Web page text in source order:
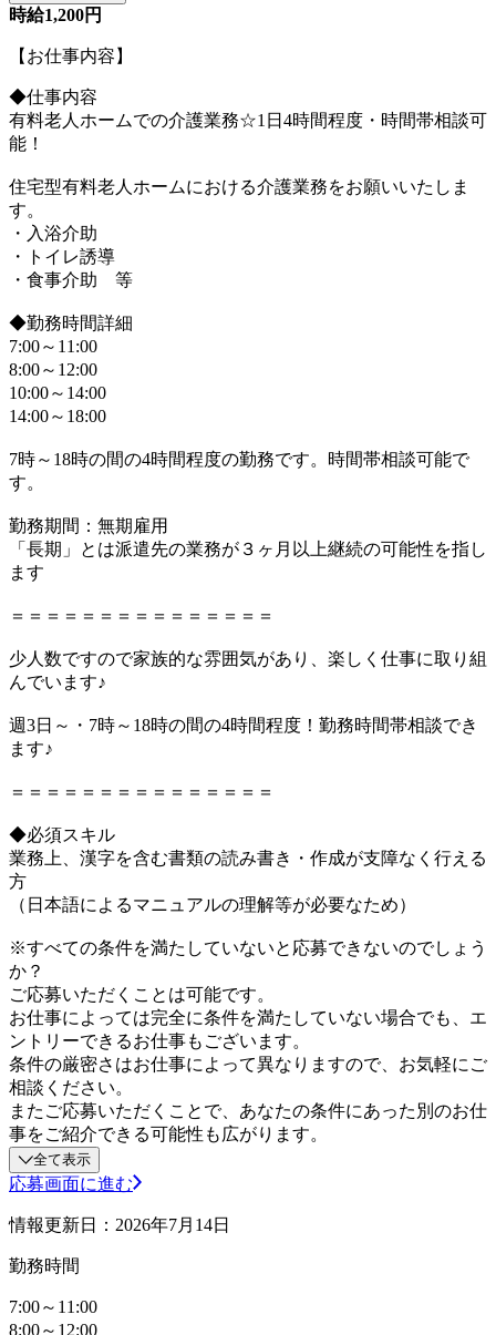
時給1,200円
【お仕事内容】
◆仕事内容
有料老人ホームでの介護業務☆1日4時間程度・時間帯相談可
能！
住宅型有料老人ホームにおける介護業務をお願いいたしま
す。
・入浴介助
・トイレ誘導
・食事介助 等
◆勤務時間詳細
7:00～11:00
8:00～12:00
10:00～14:00
14:00～18:00
7時～18時の間の4時間程度の勤務です。時間帯相談可能で
す。
勤務期間：無期雇用
「長期」とは派遣先の業務が３ヶ月以上継続の可能性を指し
ます
＝＝＝＝＝＝＝＝＝＝＝＝＝＝＝
少人数ですので家族的な雰囲気があり、楽しく仕事に取り組
んでいます♪
週3日～・7時～18時の間の4時間程度！勤務時間帯相談でき
ます♪
＝＝＝＝＝＝＝＝＝＝＝＝＝＝＝
◆必須スキル
業務上、漢字を含む書類の読み書き・作成が支障なく行える
方
（日本語によるマニュアルの理解等が必要なため）
※すべての条件を満たしていないと応募できないのでしょう
か？
ご応募いただくことは可能です。
お仕事によっては完全に条件を満たしていない場合でも、エ
ントリーできるお仕事もございます。
条件の厳密さはお仕事によって異なりますので、お気軽にご
相談ください。
またご応募いただくことで、あなたの条件にあった別のお仕
事をご紹介できる可能性も広がります。
全て表示
応募画面に進む
情報更新日：2026年7月14日
勤務時間
7:00～11:00
8:00～12:00